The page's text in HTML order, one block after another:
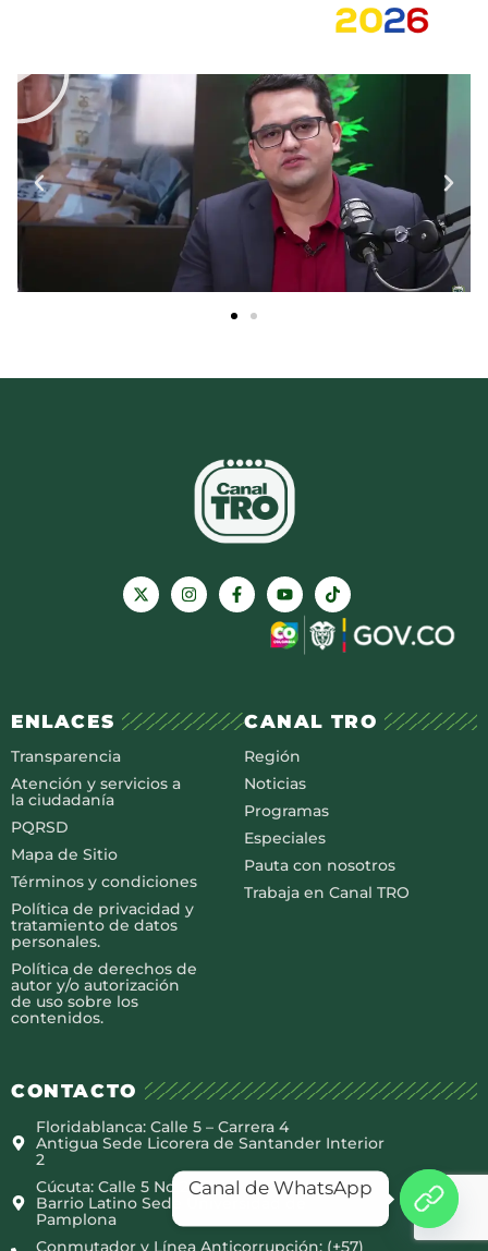
ENLACES
Transparencia
Atención y servicios a
la ciudadanía
PQRSD
Mapa de Sitio
Términos y condiciones
Política de privacidad y
tratamiento de datos
personales.
Política de derechos de
autor y/o autorización
de uso sobre los
contenidos.
CANAL TRO
Región
Noticias
Programas
Especiales
Pauta con nosotros
Trabaja en Canal TRO
CONTACTO
Floridablanca: Calle 5 – Carrera 4
Antigua Sede Licorera de Santander Interior
2
Cúcuta: Calle 5 No 2-38
Barrio Latino Sede Universidad de
Pamplona
Conmutador y Línea Anticorrupción: (+57)
Canal de WhatsApp